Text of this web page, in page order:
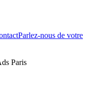
Parlez-nous de votre
Paris